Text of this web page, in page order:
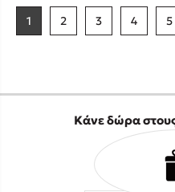
1 2 3 4 5
Κάνε δώρα